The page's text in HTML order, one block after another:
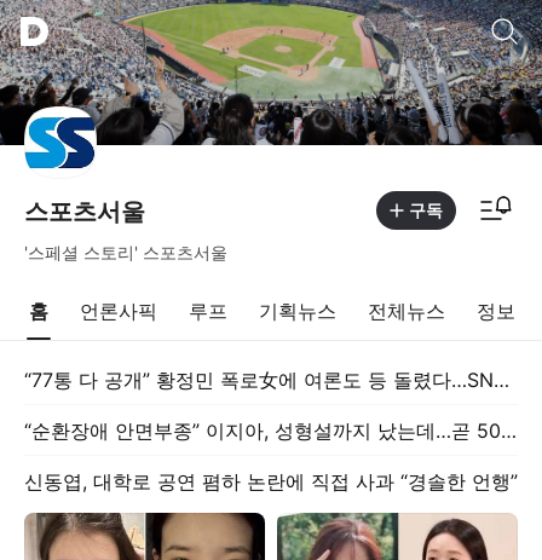
스포츠서울 구독
'스페셜 스토리' 스포츠서울
홈 언론사픽 루프 기획뉴스 전체뉴스 정보
“77통 다 공개” 황정민 폭로女에 여론도 등 돌렸다…SNS 폭로 ‘처벌 가능성’
“순환장애 안면부종” 이지아, 성형설까지 났는데…곧 50세 깜짝 ‘미모’
신동엽, 대학로 공연 폄하 논란에 직접 사과 “경솔한 언행”